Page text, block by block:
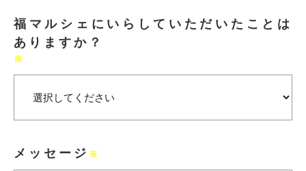
福マルシェにいらしていただいたことは
ありますか？
※
メッセージ ※